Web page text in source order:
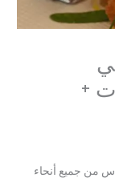
+
من جميع أنحاء